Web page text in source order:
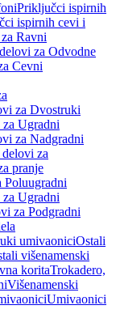
Priključci ispirnih
ispirnih cevi i
Ravni
za Odvodne
Cevni
za Dvostruki
Ugradni
za Nadgradni
za
pranje
Poluugradni
Ugradni
za Podgradni
umivaoniciOstali
višenamenski
koritaTrokadero,
Višenamenski
Umivaonici